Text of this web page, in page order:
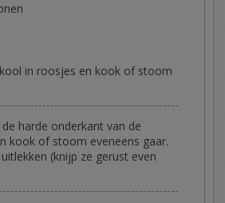
in roosjes en kook of stoom
harde onderkant van de
kook of stoom eveneens gaar.
(knijp ze gerust even